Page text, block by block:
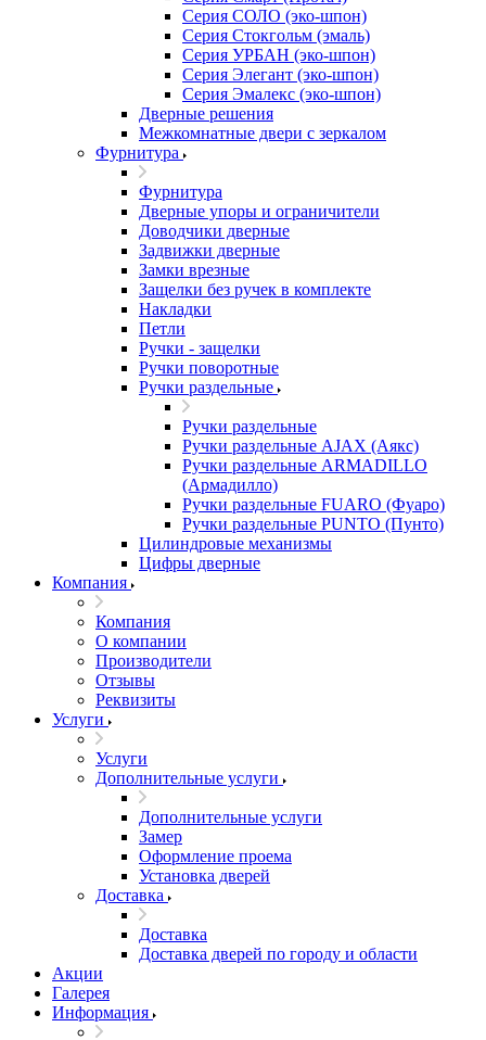
Серия СОЛО (эко-шпон)
Серия Стокгольм (эмаль)
Серия УРБАН (эко-шпон)
Серия Элегант (эко-шпон)
Серия Эмалекс (эко-шпон)
Дверные решения
Межкомнатные двери c зеркалом
Фурнитура
Фурнитура
Дверные упоры и ограничители
Доводчики дверные
Задвижки дверные
Замки врезные
Защелки без ручек в комплекте
Накладки
Петли
Ручки - защелки
Ручки поворотные
Ручки раздельные
Ручки раздельные
Ручки раздельные AJAX (Аякс)
Ручки раздельные ARMADILLO
(Армадилло)
Ручки раздельные FUARO (Фуаро)
Ручки раздельные PUNTO (Пунто)
Цилиндровые механизмы
Цифры дверные
Компания
Компания
О компании
Производители
Отзывы
Реквизиты
Услуги
Услуги
Дополнительные услуги
Дополнительные услуги
Замер
Оформление проема
Установка дверей
Доставка
Доставка
Доставка дверей по городу и области
Акции
Галерея
Информация